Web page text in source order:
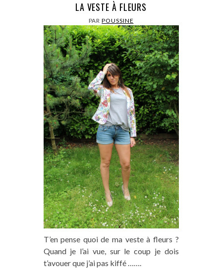
LA VESTE À FLEURS
PARPOUSSINE
T’en pense quoi de ma veste à fleurs ?
Quand je l’ai vue, sur le coup je dois
t’avouer que j’ai pas kiffé …….